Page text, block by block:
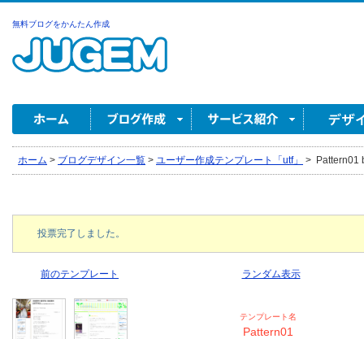
無料ブログをかんたん作成
ホーム > ブログデザイン一覧 > ユーザー作成テンプレート「utf」 > Pattern01
投票完了しました。
前のテンプレート ランダム表示
テンプレート名
Pattern01